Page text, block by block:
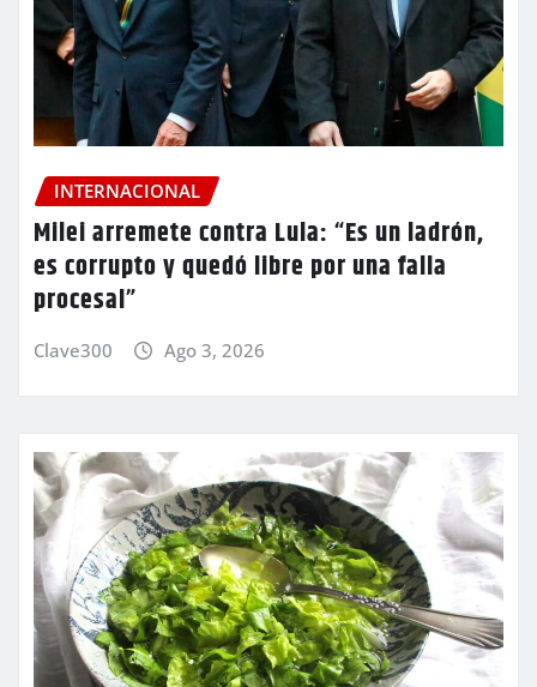
INTERNACIONAL
Milei arremete contra Lula: “Es un ladrón,
es corrupto y quedó libre por una falla
procesal”
Clave300 Ago 3, 2026